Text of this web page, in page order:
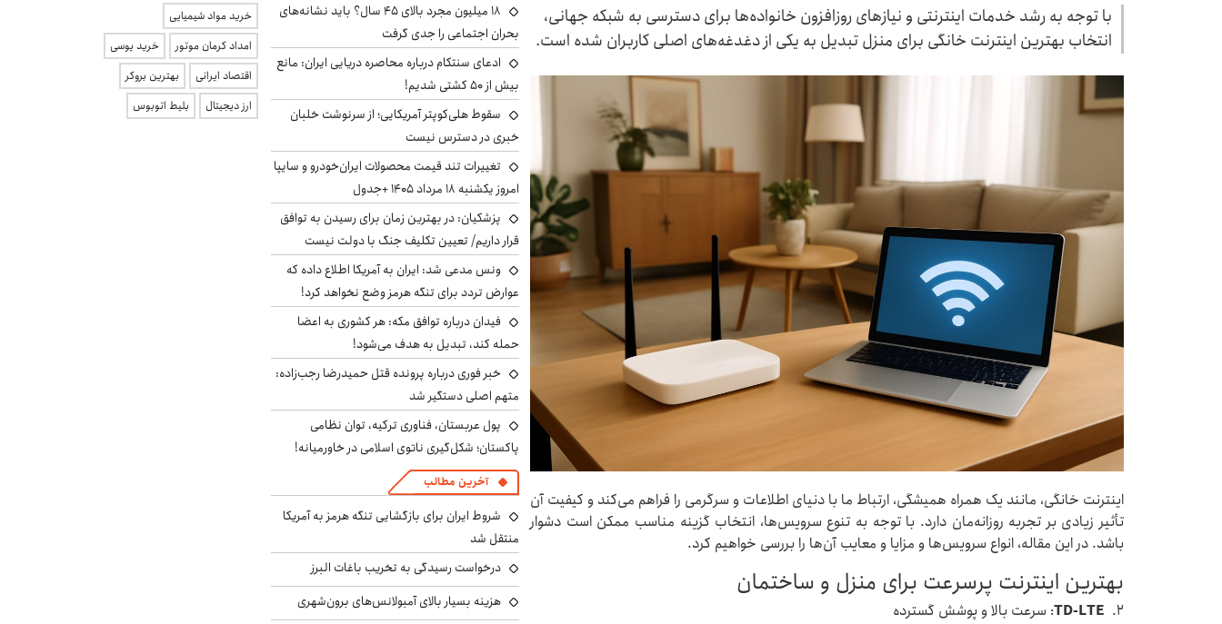
با توجه به رشد خدمات اینترنتی و نیازهای روزافزون خانواده‌ها برای دسترسی به شبکه جهانی،
انتخاب بهترین اینترنت خانگی برای منزل تبدیل به یکی از دغدغه‌های اصلی کاربران شده است.
اینترنت خانگی، مانند یک همراه همیشگی، ارتباط ما با دنیای اطلاعات و سرگرمی را فراهم می‌کند و کیفیت آن
تأثیر زیادی بر تجربه روزانه‌مان دارد. با توجه به تنوع سرویس‌ها، انتخاب گزینه مناسب ممکن است دشوار
باشد. در این مقاله، انواع سرویس‌ها و مزایا و معایب آن‌ها را بررسی خواهیم کرد.
بهترین اینترنت پرسرعت برای منزل و ساختمان
2.
TD-LTE: سرعت بالا و پوشش گسترده
۱۸ میلیون مجرد بالای ۴۵ سال؟ باید نشانه‌های
بحران اجتماعی را جدی گرفت
ادعای سنتکام درباره محاصره دریایی ایران: مانع
بیش از ۵۰ کشتی شدیم!
سقوط هلی‌کوپتر آمریکایی؛ از سرنوشت خلبان
خبری در دسترس نیست
تغییرات تند قیمت محصولات ایران‌خودرو و سایپا
امروز یکشنبه ۱۸ مرداد ۱۴۰۵ +جدول
پزشکیان‌: در بهترین زمان برای رسیدن به توافق
قرار داریم/ تعیین تکلیف جنگ با دولت نیست
ونس مدعی شد: ایران به آمریکا اطلاع داده که
عوارض تردد برای تنگه هرمز وضع نخواهد کرد!
فیدان درباره توافق مکه: هر کشوری به اعضا
حمله کند، تبدیل به هدف می‌شود!
خبر فوری درباره پرونده قتل حمیدرضا رجب‌زاده:
متهم اصلی دستگیر شد
پول عربستان، فناوری ترکیه، توان نظامی
پاکستان؛ شکل‌گیری ناتوی اسلامی در خاورمیانه!
آخرین مطالب
شروط ایران برای بازگشایی تنگه هرمز به آمریکا
منتقل شد
درخواست رسیدگی به تخریب باغات البرز
هزینه بسیار بالای آمبولانس‌های برون‌شهری
خرید مواد شیمیایی
امداد کرمان موتور
خرید یوسی
اقتصاد ایرانی
بهترین بروکر
ارز دیجیتال
بلیط اتوبوس